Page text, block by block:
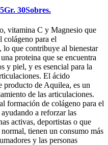
30Sobres.
vitamina C y Magnesio que
para el
que contribuye al bienestar
proteina que se encuentra
y piel, y es esencial para la
El ácido
producto de Aquilea, es un
de las articulaciones.
formación de colágeno para el
a reforzar las
activas, deportistas o que
tienen un consumo más
y las personas